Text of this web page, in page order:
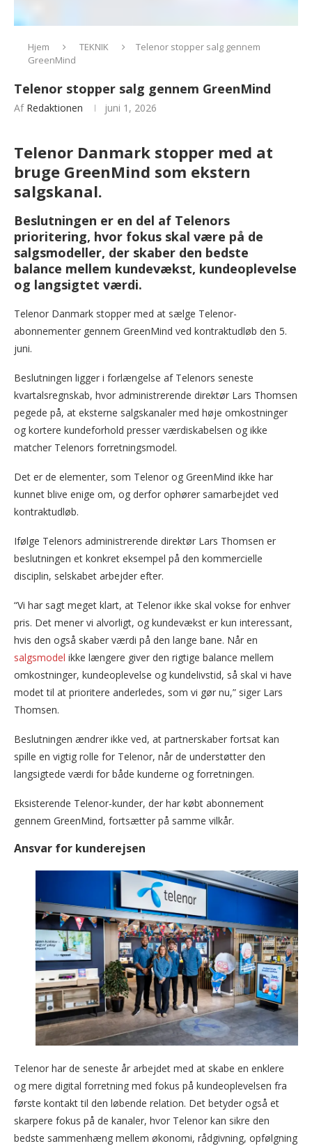
Hjem TEKNIK
Telenor stopper salg gennem
GreenMind
Telenor stopper salg gennem GreenMind
Af Redaktionen juni 1, 2026
Telenor Danmark stopper med at
bruge GreenMind som ekstern
salgskanal.
Beslutningen er en del af Telenors
prioritering, hvor fokus skal være på de
salgsmodeller, der skaber den bedste
balance mellem kundevækst, kundeoplevelse
og langsigtet værdi.
Telenor Danmark stopper med at sælge Telenor-
abonnementer gennem GreenMind ved kontraktudløb den 5.
juni.
Beslutningen ligger i forlængelse af Telenors seneste
kvartalsregnskab, hvor administrerende direktør Lars Thomsen
pegede på, at eksterne salgskanaler med høje omkostninger
og kortere kundeforhold presser værdiskabelsen og ikke
matcher Telenors forretningsmodel.
Det er de elementer, som Telenor og GreenMind ikke har
kunnet blive enige om, og derfor ophører samarbejdet ved
kontraktudløb.
Ifølge Telenors administrerende direktør Lars Thomsen er
beslutningen et konkret eksempel på den kommercielle
disciplin, selskabet arbejder efter.
“Vi har sagt meget klart, at Telenor ikke skal vokse for enhver
pris. Det mener vi alvorligt, og kundevækst er kun interessant,
hvis den også skaber værdi på den lange bane. Når en
salgsmodel ikke længere giver den rigtige balance mellem
omkostninger, kundeoplevelse og kundelivstid, så skal vi have
modet til at prioritere anderledes, som vi gør nu,” siger Lars
Thomsen.
Beslutningen ændrer ikke ved, at partnerskaber fortsat kan
spille en vigtig rolle for Telenor, når de understøtter den
langsigtede værdi for både kunderne og forretningen.
Eksisterende Telenor-kunder, der har købt abonnement
gennem GreenMind, fortsætter på samme vilkår.
Ansvar for kunderejsen
Telenor har de seneste år arbejdet med at skabe en enklere
og mere digital forretning med fokus på kundeoplevelsen fra
første kontakt til den løbende relation. Det betyder også et
skarpere fokus på de kanaler, hvor Telenor kan sikre den
bedste sammenhæng mellem økonomi, rådgivning, opfølgning